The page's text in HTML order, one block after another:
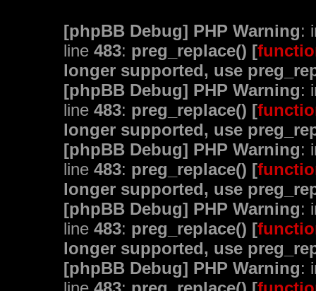
[phpBB Debug] PHP Warning:
line 483: preg_replace() [
longer supported, use
[phpBB Debug] PHP Warning:
line 483: preg_replace() [
longer supported, use
[phpBB Debug] PHP Warning:
line 483: preg_replace() [
longer supported, use
[phpBB Debug] PHP Warning:
line 483: preg_replace() [
longer supported, use
[phpBB Debug] PHP Warning: